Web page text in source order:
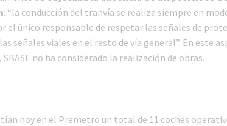
: “la conducción del tranvía se realiza siempre en
el único responsable de respetar las señales de
señales viales en el resto de vía general”. En este
no ha considerado la realización de obras.
hoy en el Premetro un total de 11 coches